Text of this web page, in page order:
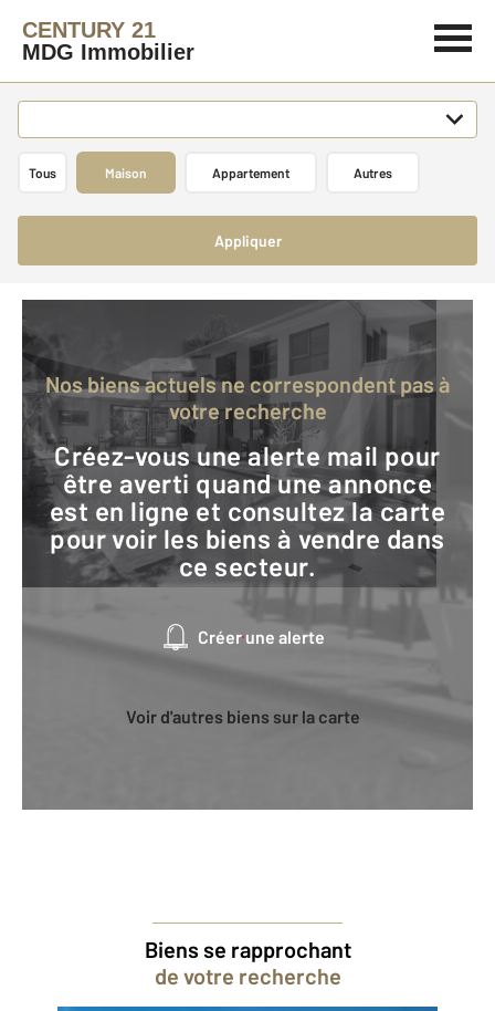
CENTURY 21
MDG Immobilier
Tous Maison Appartement Autres
Appliquer
Nos biens actuels ne correspondent pas à
votre recherche
Créez-vous une alerte mail pour
être averti quand une annonce
est en ligne et consultez la carte
pour voir les biens à vendre dans
ce secteur.
Créer une alerte
Voir d'autres biens sur la carte
Biens se rapprochant
de votre recherche